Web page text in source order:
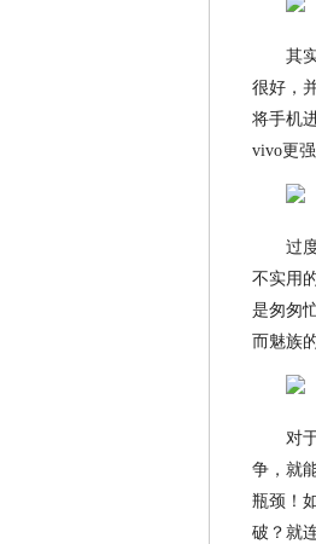
其
很好，
将手机
vivo更
过
不实用
是匆匆
而魅族
对
争，就
瓶颈！
破？就